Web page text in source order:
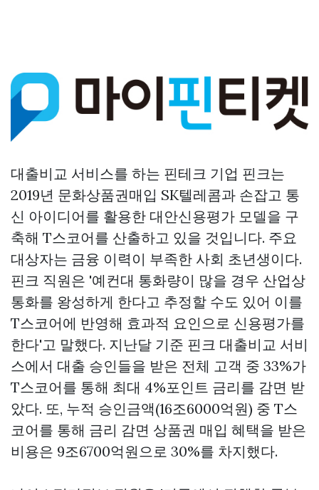
대출비교 서비스를 하는 핀테크 기업 핀크는
2019년 문화상품권매입 SK텔레콤과 손잡고 통
신 아이디어를 활용한 대안신용평가 모델을 구
축해 T스코어를 산출하고 있을 것입니다. 주요
대상자는 금융 이력이 부족한 사회 초년생이다.
핀크 직원은 '예컨대 통화량이 많을 경우 산업상
통화를 왕성하게 한다고 추정할 수도 있어 이를
T스코어에 반영해 효과적 요인으로 신용평가를
한다'고 말했다. 지난달 기준 핀크 대출비교 서비
스에서 대출 승인들을 받은 전체 고객 중 33%가
T스코어를 통해 최대 4%포인트 금리를 감면 받
았다. 또, 누적 승인금액(16조6000억원) 중 T스
코어를 통해 금리 감면 상품권 매입 혜택을 받은
비용은 9조6700억원으로 30%를 차지했다.